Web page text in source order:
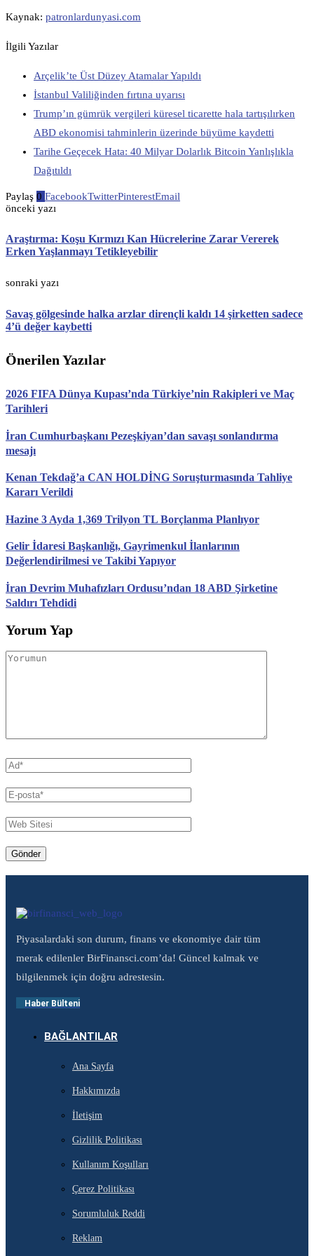
Kaynak: patronlardunyasi.com
İlgili Yazılar
Arçelik’te Üst Düzey Atamalar Yapıldı
İstanbul Valiliğinden fırtına uyarısı
Trump’ın gümrük vergileri küresel ticarette hala tartışılırken
ABD ekonomisi tahminlerin üzerinde büyüme kaydetti
Tarihe Geçecek Hata: 40 Milyar Dolarlık Bitcoin Yanlışlıkla
Dağıtıldı
Paylaş 0 FacebookTwitterPinterestEmail
önceki yazı
Araştırma: Koşu Kırmızı Kan Hücrelerine Zarar Vererek
Erken Yaşlanmayı Tetikleyebilir
sonraki yazı
Savaş gölgesinde halka arzlar dirençli kaldı 14 şirketten sadece
4’ü değer kaybetti
Önerilen Yazılar
2026 FIFA Dünya Kupası’nda Türkiye’nin Rakipleri ve Maç
Tarihleri
İran Cumhurbaşkanı Pezeşkiyan’dan savaşı sonlandırma
mesajı
Kenan Tekdağ’a CAN HOLDİNG Soruşturmasında Tahliye
Kararı Verildi
Hazine 3 Ayda 1,369 Trilyon TL Borçlanma Planlıyor
Gelir İdaresi Başkanlığı, Gayrimenkul İlanlarının
Değerlendirilmesi ve Takibi Yapıyor
İran Devrim Muhafızları Ordusu’ndan 18 ABD Şirketine
Saldırı Tehdidi
Yorum Yap
Piyasalardaki son durum, finans ve ekonomiye dair tüm
merak edilenler BirFinansci.com’da! Güncel kalmak ve
bilgilenmek için doğru adrestesin.
Haber Bülteni
BAĞLANTILAR
Ana Sayfa
Hakkımızda
İletişim
Gizlilik Politikası
Kullanım Koşulları
Çerez Politikası
Sorumluluk Reddi
Reklam